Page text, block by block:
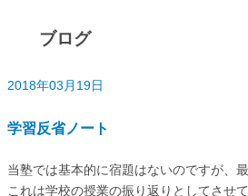
ブログ
2018年03月19日
学習反省ノート
当塾では基本的に宿題はないのですが、
これは学校の授業の振り返りとしてさせて